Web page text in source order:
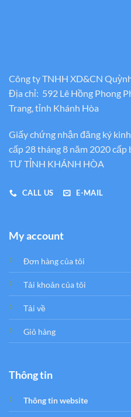
Công ty TNHH XD&CN
Địa chỉ: 592 Lê Hồng Phong
Trang, tỉnh Khánh Hòa
Giấy chứng nhận đăng ký
cấp 28 tháng 8 năm 2020
TƯ TỈNH KHÁNH HÒA
CALL US E-MAIL
My account
Đơn hàng của tôi
Tải khoản của tôi
Tải về
Giỏ hàng
Thông tin
Thông tin website